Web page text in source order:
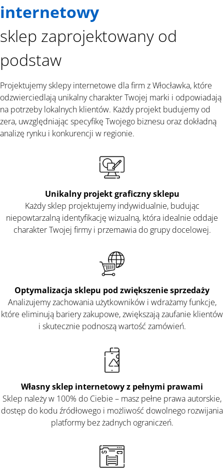
internetowy
sklep zaprojektowany od
podstaw
Projektujemy sklepy internetowe dla firm z Włocławka, które
odzwierciedlają unikalny charakter Twojej marki i odpowiadają
na potrzeby lokalnych klientów. Każdy projekt budujemy od
zera, uwzględniając specyfikę Twojego biznesu oraz dokładną
analizę rynku i konkurencji w regionie.
Unikalny projekt graficzny sklepu
Każdy sklep projektujemy indywidualnie, budując
niepowtarzalną identyfikację wizualną, która idealnie oddaje
charakter Twojej firmy i przemawia do grupy docelowej.
Optymalizacja sklepu pod zwiększenie sprzedaży
Analizujemy zachowania użytkowników i wdrażamy funkcje,
które eliminują bariery zakupowe, zwiększają zaufanie klientów
i skutecznie podnoszą wartość zamówień.
Własny sklep internetowy z pełnymi prawami
Sklep należy w 100% do Ciebie – masz pełne prawa autorskie,
dostęp do kodu źródłowego i możliwość dowolnego rozwijania
platformy bez żadnych ograniczeń.